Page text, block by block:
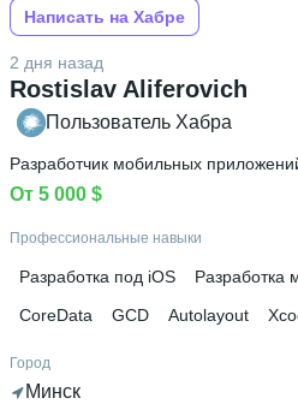
Написать на Хабре
Rostislav Aliferovich
2 дня назад
Пользователь Хабра
Разработчик мобильных
От 5 000 $
Профессиональные навыки
Разработка под iOS Разработка
CoreData
GCD Autolayout
Город
Минск